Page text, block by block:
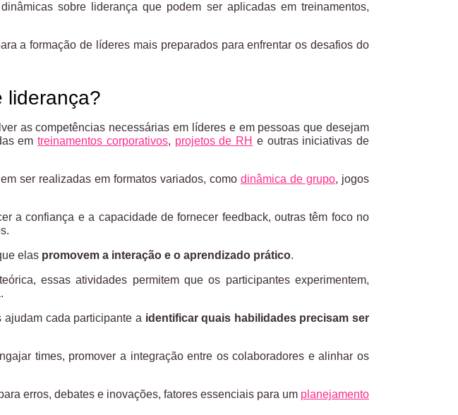
sobre liderança que podem ser aplicadas em treinamentos,
a formação de líderes mais preparados para enfrentar os desafios do
liderança?
as competências necessárias em líderes e em pessoas que desejam
emtreinamentos corporativos, projetos de RH e outras iniciativas de
ser realizadas em formatos variados, como dinâmica de grupo, jogos
a confiança e a capacidade de fornecer feedback, outras têm foco no
elas promovem a interação e o aprendizado prático.
essas atividades permitem que os participantes experimentem,
cada participante a identificar quais habilidades precisam ser
times, promover a integração entre os colaboradores e alinhar os
erros, debates e inovações, fatores essenciais para um planejamento